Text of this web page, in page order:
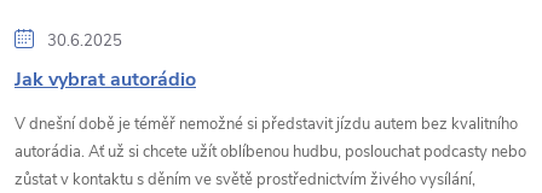
30.6.2025
Jak vybrat autorádio
V dnešní době je téměř nemožné si představit jízdu autem bez kvalitního
autorádia. Ať už si chcete užít oblíbenou hudbu, poslouchat podcasty nebo
zůstat v kontaktu s děním ve světě prostřednictvím živého vysílání,